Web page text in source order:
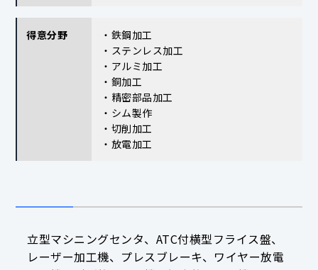
得意分野
・鉄鋼加工
・ステンレス加工
・アルミ加工
・銅加工
・精密部品加工
・シム製作
・切削加工
・放電加工
立型マシニングセンタ、ATC付横型フライス盤、
レーザー加工機、プレスブレーキ、ワイヤー放電